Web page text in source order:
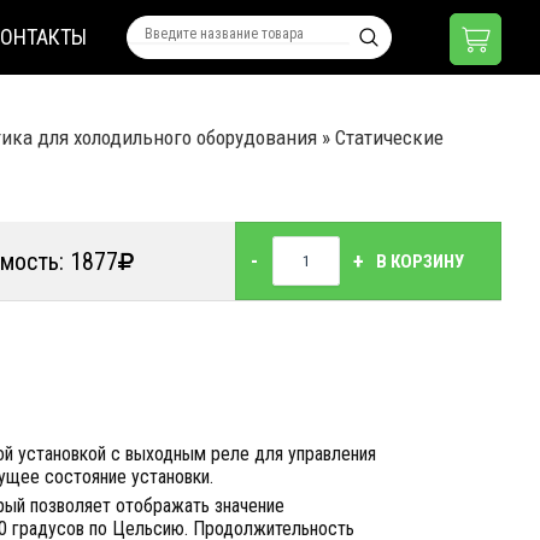
для холодильного оборудования » Статические
1877 - + В КОРЗИНУ
установкой с выходным реле для управления
состояние установки.
позволяет отображать значение
градусов по Цельсию. Продолжительность